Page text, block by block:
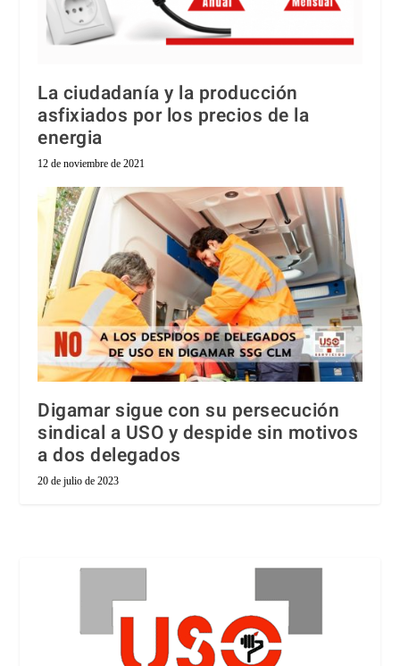
La ciudadanía y la producción
asfixiados por los precios de la
energia
12 de noviembre de 2021
Digamar sigue con su persecución
sindical a USO y despide sin motivos
a dos delegados
20 de julio de 2023